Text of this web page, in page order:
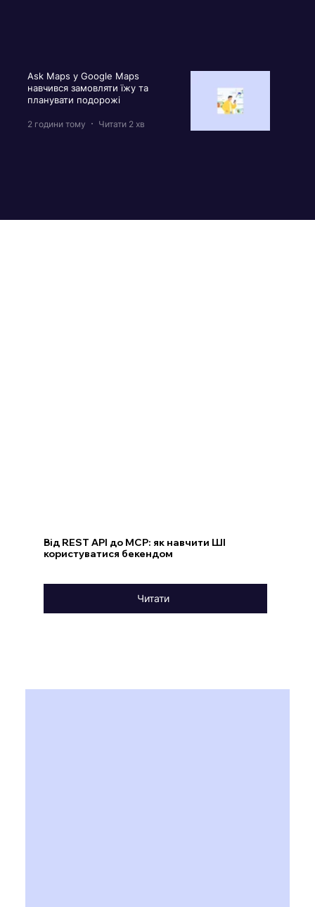
Від REST API до MCP: як навчити ШІ
користуватися бекендом
Читати
Ask Maps у Google Maps
навчився замовляти їжу та
планувати подорожі
2 години тому Читати 2 хв